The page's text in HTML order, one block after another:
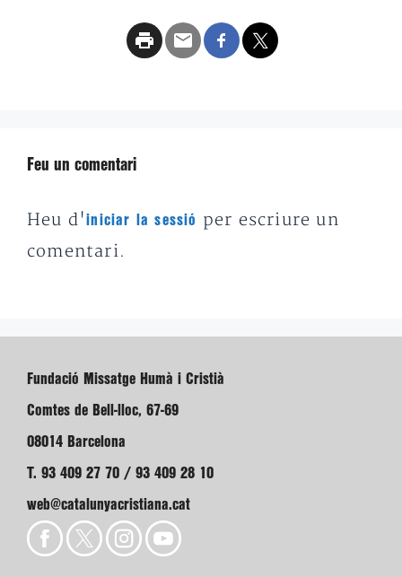
Feu un comentari
Heu d'iniciar la sessió
per escriure un
comentari.
Fundació Missatge Humà i Cristià
Comtes de Bell-lloc, 67-69
08014 Barcelona
T. 93 409 27 70 / 93 409 28 10
web@catalunyacristiana.cat